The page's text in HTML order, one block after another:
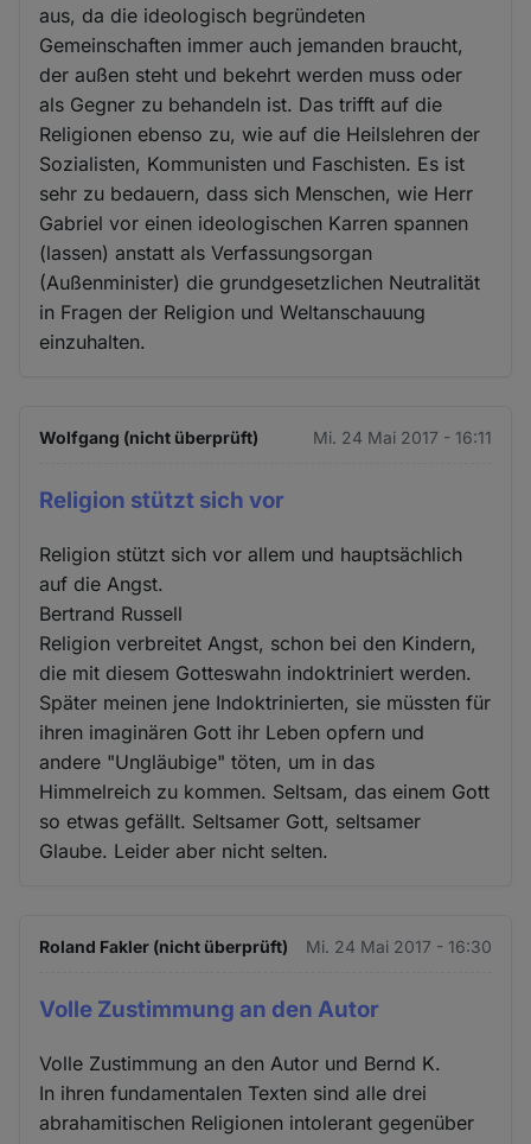
aus, da die ideologisch begründeten
Gemeinschaften immer auch jemanden braucht,
der außen steht und bekehrt werden muss oder
als Gegner zu behandeln ist. Das trifft auf die
Religionen ebenso zu, wie auf die Heilslehren der
Sozialisten, Kommunisten und Faschisten. Es ist
sehr zu bedauern, dass sich Menschen, wie Herr
Gabriel vor einen ideologischen Karren spannen
(lassen) anstatt als Verfassungsorgan
(Außenminister) die grundgesetzlichen Neutralität
in Fragen der Religion und Weltanschauung
einzuhalten.
Wolfgang (nicht überprüft) Mi. 24 Mai 2017 - 16:11
Religion stützt sich vor
Religion stützt sich vor allem und hauptsächlich
auf die Angst.
Bertrand Russell
Religion verbreitet Angst, schon bei den Kindern,
die mit diesem Gotteswahn indoktriniert werden.
Später meinen jene Indoktrinierten, sie müssten für
ihren imaginären Gott ihr Leben opfern und
andere "Ungläubige" töten, um in das
Himmelreich zu kommen. Seltsam, das einem Gott
so etwas gefällt. Seltsamer Gott, seltsamer
Glaube. Leider aber nicht selten.
Roland Fakler (nicht überprüft) Mi. 24 Mai 2017 - 16:30
Volle Zustimmung an den Autor
Volle Zustimmung an den Autor und Bernd K.
In ihren fundamentalen Texten sind alle drei
abrahamitischen Religionen intolerant gegenüber